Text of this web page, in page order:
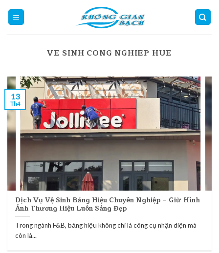
VE SINH CONG NGHIEP HUE
Dịch Vụ Vệ Sinh Bảng Hiệu Chuyên Nghiệp – Giữ Hình
Ảnh Thương Hiệu Luôn Sáng Đẹp
Trong ngành F&B, bảng hiệu không chỉ là công cụ nhận diện mà
còn là...
13
Th4